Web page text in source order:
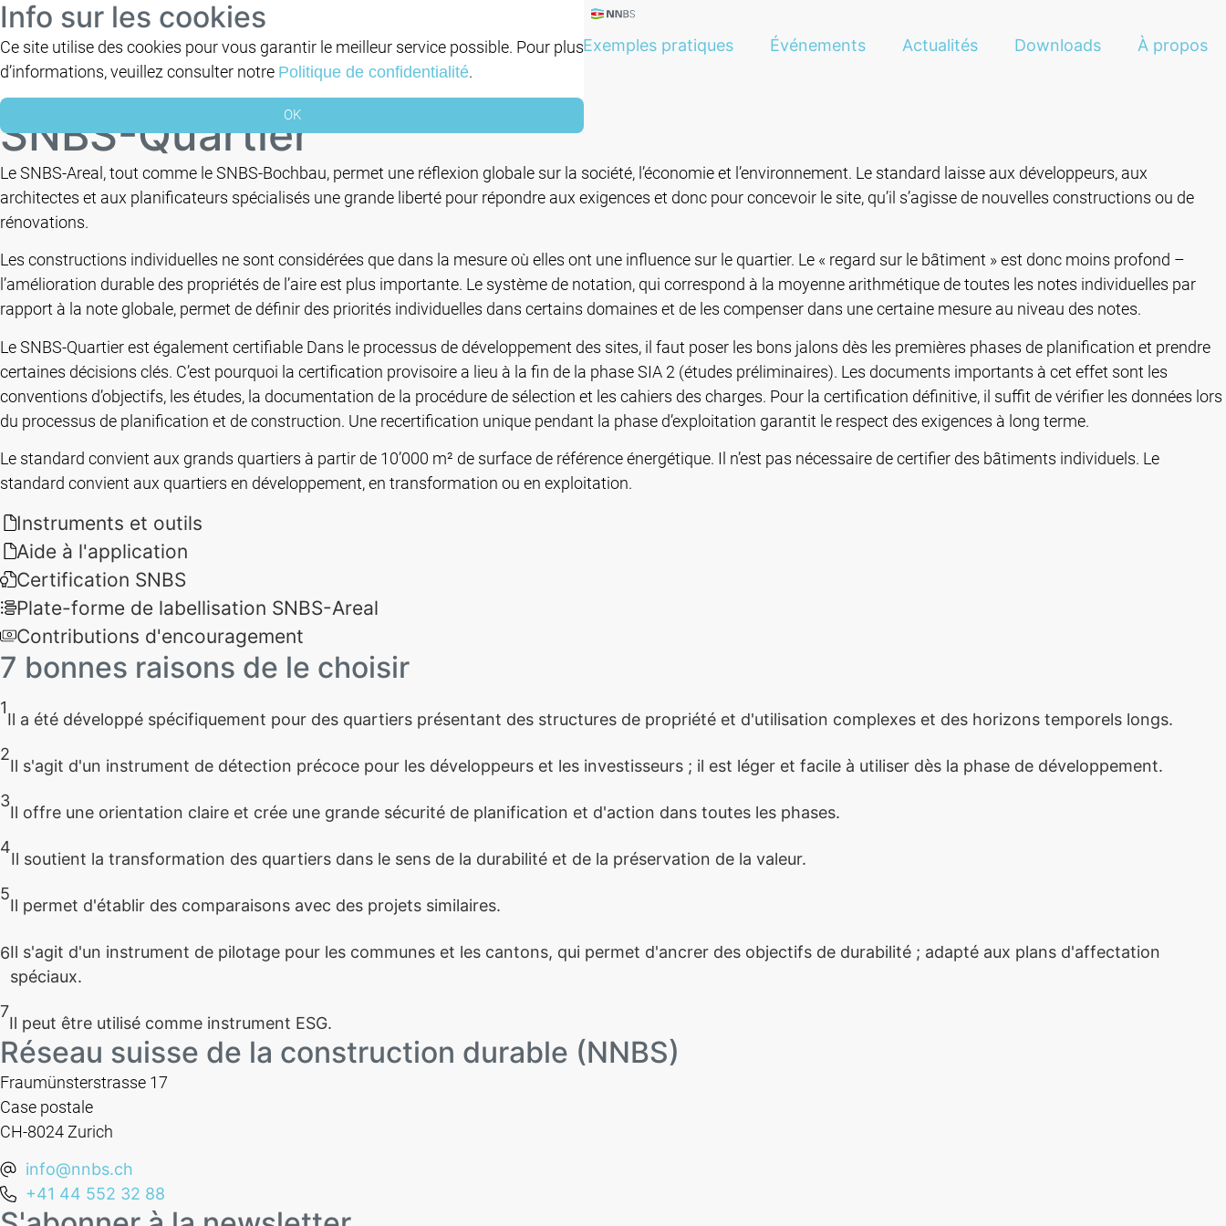
Construction durable SNBS Exemples pratiques Événements Actualités Downloads À propos
SNBS-Quartier
Le SNBS-Areal, tout comme le SNBS-Bochbau, permet une réflexion globale sur la société, l’économie et l’environnement. Le standard laisse aux développeurs, aux
architectes et aux planificateurs spécialisés une grande liberté pour répondre aux exigences et donc pour concevoir le site, qu’il s’agisse de nouvelles constructions ou de
rénovations.
Les constructions individuelles ne sont considérées que dans la mesure où elles ont une influence sur le quartier. Le « regard sur le bâtiment » est donc moins profond –
l’amélioration durable des propriétés de l’aire est plus importante. Le système de notation, qui correspond à la moyenne arithmétique de toutes les notes individuelles par
rapport à la note globale, permet de définir des priorités individuelles dans certains domaines et de les compenser dans une certaine mesure au niveau des notes.
Le SNBS-Quartier est également certifiable Dans le processus de développement des sites, il faut poser les bons jalons dès les premières phases de planification et prendre
certaines décisions clés. C’est pourquoi la certification provisoire a lieu à la fin de la phase SIA 2 (études préliminaires). Les documents importants à cet effet sont les
conventions d’objectifs, les études, la documentation de la procédure de sélection et les cahiers des charges. Pour la certification définitive, il suffit de vérifier les données lors
du processus de planification et de construction. Une recertification unique pendant la phase d’exploitation garantit le respect des exigences à long terme.
Le standard convient aux grands quartiers à partir de 10’000 m² de surface de référence énergétique. Il n’est pas nécessaire de certifier des bâtiments individuels. Le
standard convient aux quartiers en développement, en transformation ou en exploitation.
Instruments et outils
Aide à l'application
Certification SNBS
Plate-forme de labellisation SNBS-Areal
Contributions d'encouragement
7 bonnes raisons de le choisir
1
Il a été développé spécifiquement pour des quartiers présentant des structures de propriété et d'utilisation complexes et des horizons temporels longs.
2
Il s'agit d'un instrument de détection précoce pour les développeurs et les investisseurs ; il est léger et facile à utiliser dès la phase de développement.
3
Il offre une orientation claire et crée une grande sécurité de planification et d'action dans toutes les phases.
4
Il soutient la transformation des quartiers dans le sens de la durabilité et de la préservation de la valeur.
5
Il permet d'établir des comparaisons avec des projets similaires.
6Il s'agit d'un instrument de pilotage pour les communes et les cantons, qui permet d'ancrer des objectifs de durabilité ; adapté aux plans d'affectation
spéciaux.
7
Il peut être utilisé comme instrument ESG.
Réseau suisse de la construction durable (NNBS)
Fraumünsterstrasse 17
Case postale
CH-8024 Zurich
info@nnbs.ch
+41 44 552 32 88
Info sur les cookies
Ce site utilise des cookies pour vous garantir le meilleur service possible. Pour plus
d’informations, veuillez consulter notre Politique de confidentialité.
OK